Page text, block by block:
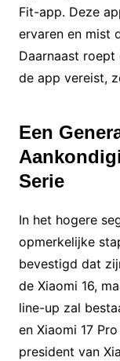
Fit-app. Deze
ervaren en mist
Daarnaast
de app vereist,
Een
Serie
In het hogere
opmerkelijke
bevestigd dat
de Xiaomi 16,
line-up zal
en Xiaomi 17
president van